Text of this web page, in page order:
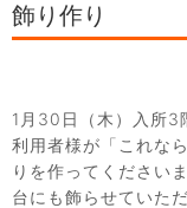
飾り作り
1月30日（木）入所3
利用者様が「これな
りを作ってください
台にも飾らせていた